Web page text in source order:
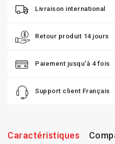
Livraison international
Retour produit 14 jours
Paiement jusqu'à 4 fois
Support client Français
Caractéristiques